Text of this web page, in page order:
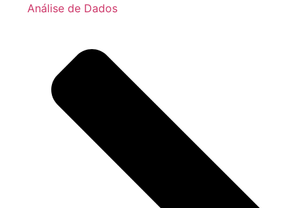
Análise de Dados